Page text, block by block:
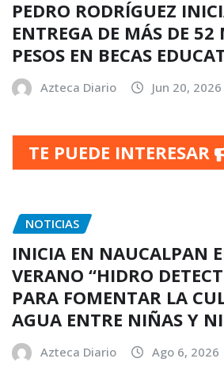
PEDRO RODRÍGUEZ
ENTREGA DE MÁS DE 52
PESOS EN BECAS
Azteca Diario Jun 20, 2026
TE PUEDE INTERESAR
NOTICIAS
INICIA EN NAUCALPAN
VERANO “HIDRO
PARA FOMENTAR LA
AGUA ENTRE NIÑAS Y
Azteca Diario Ago 6, 2026